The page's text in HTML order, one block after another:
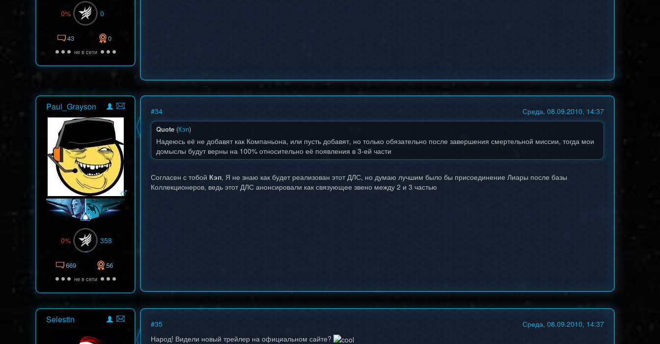
0% 0
43 0
не в сети
Paul_Grayson
0% 358
669 56
не в сети
#34 Среда, 08.09.2010, 14:37
Quote (Кэп)
Надеюсь её не добавят как Компаньона, или пусть добавят, но только обязательно после завершения смертельной миссии, тогда мои
домыслы будут верны на 100% относительно её появления в 3-ей части
Согласен с тобой Кэп, Я не знаю как будет реализован этот ДЛС, но думаю лучшим было бы присоединение Лиары после базы
Коллекционеров, ведь этот ДЛС анонсировали как связующее звено между 2 и 3 частью
Selestin #35
Среда, 08.09.2010, 14:37
Народ! Видели новый трейлер на официальном сайте?